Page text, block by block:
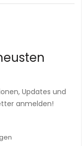
Updates und
anmelden!